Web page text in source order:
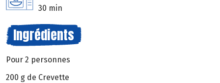
30 min
Ingrédients
Pour 2 personnes
200 g de Crevette